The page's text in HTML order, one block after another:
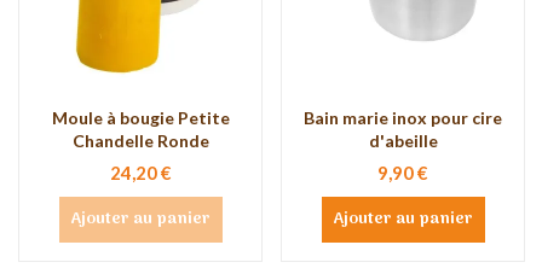
Moule à bougie Petite
Chandelle Ronde
24,20 €
Ajouter au panier
Bain marie inox pour cire
d'abeille
9,90 €
Ajouter au panier